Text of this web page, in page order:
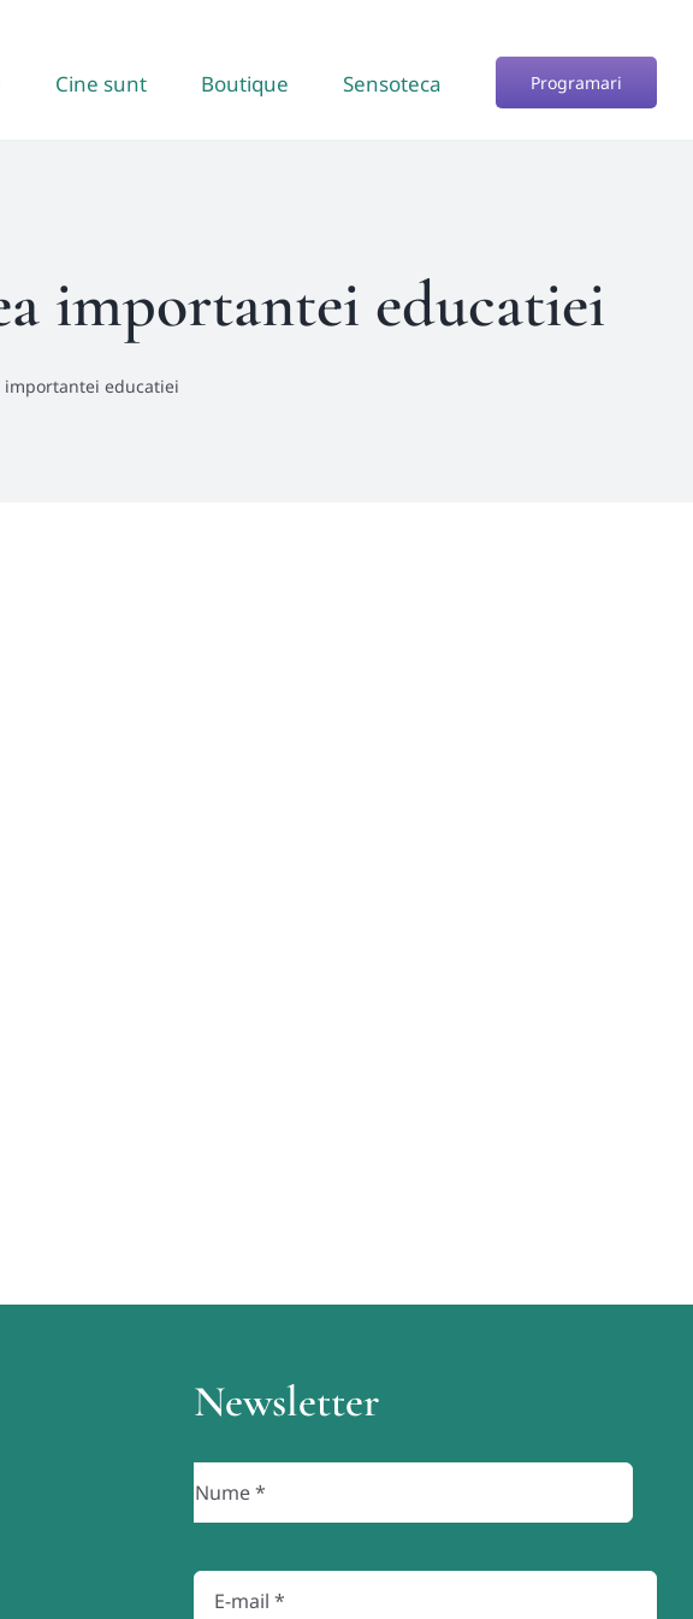
Cine sunt Boutique Sensoteca Programari
importantei educatiei
educatiei
Newsletter